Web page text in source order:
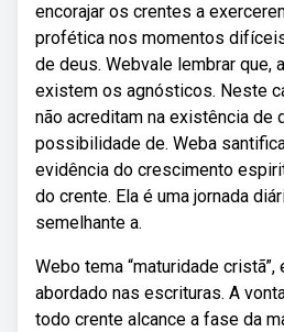
encorajar os crentes a
profética nos momentos
de deus. Webvale lembrar que,
existem os agnósticos. Neste
não acreditam na existência de
possibilidade de. Weba
evidência do crescimento
do crente. Ela é uma jornada
semelhante a.
Webo tema “maturidade
abordado nas escrituras. A
todo crente alcance a fase da